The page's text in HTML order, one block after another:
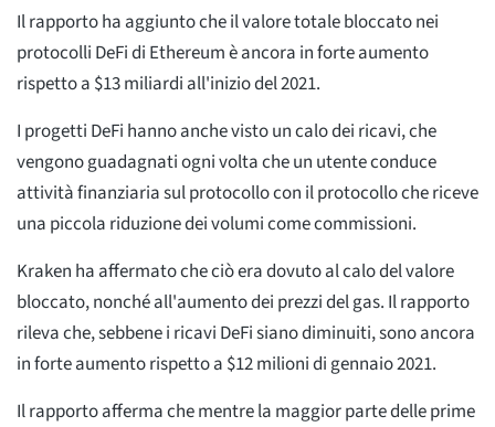
Il rapporto ha aggiunto che il valore totale bloccato nei
protocolli DeFi di Ethereum è ancora in forte aumento
rispetto a $13 miliardi all'inizio del 2021.
I progetti DeFi hanno anche visto un calo dei ricavi, che
vengono guadagnati ogni volta che un utente conduce
attività finanziaria sul protocollo con il protocollo che riceve
una piccola riduzione dei volumi come commissioni.
Kraken ha affermato che ciò era dovuto al calo del valore
bloccato, nonché all'aumento dei prezzi del gas. Il rapporto
rileva che, sebbene i ricavi DeFi siano diminuiti, sono ancora
in forte aumento rispetto a $12 milioni di gennaio 2021.
Il rapporto afferma che mentre la maggior parte delle prime